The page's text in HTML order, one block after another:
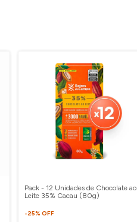
Pack - 12 Unidades de Chocolate ao
Leite 35% Cacau (80g)
-25%OFF